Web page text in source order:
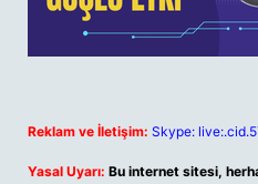
Reklam ve İletişim: Skype:
Yasal Uyarı: Bu internet sitesi,